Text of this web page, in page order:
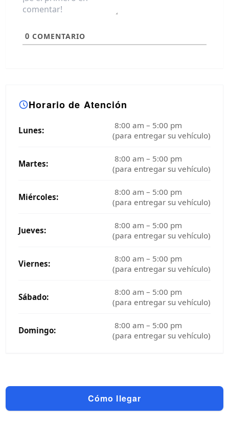
0 COMENTARIO
Horario de Atención
Lunes:
8:00 am – 5:00 pm
(para entregar su vehículo)
Martes:
8:00 am – 5:00 pm
(para entregar su vehículo)
Miércoles:
8:00 am – 5:00 pm
(para entregar su vehículo)
Jueves:
8:00 am – 5:00 pm
(para entregar su vehículo)
Viernes:
8:00 am – 5:00 pm
(para entregar su vehículo)
Sábado:
8:00 am – 5:00 pm
(para entregar su vehículo)
Domingo:
8:00 am – 5:00 pm
(para entregar su vehículo)
Cómo llegar